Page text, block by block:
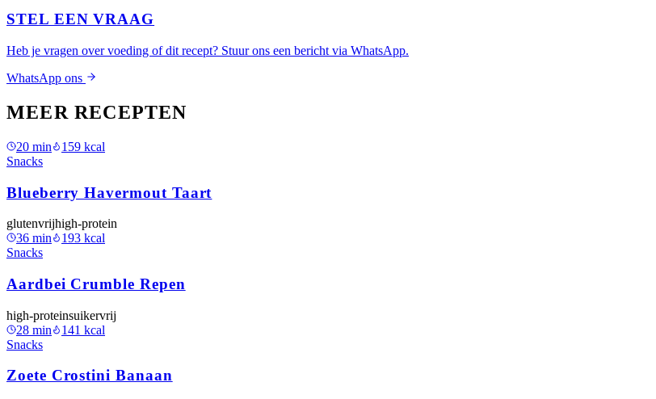
STEL EEN VRAAG
Heb je vragen over voeding of dit recept? Stuur ons een bericht via WhatsApp.
WhatsApp ons
MEER RECEPTEN
20 min 159 kcal
Snacks
Blueberry Havermout Taart
glutenvrijhigh-protein
36 min 193 kcal
Snacks
Aardbei Crumble Repen
high-proteinsuikervrij
28 min 141 kcal
Snacks
Zoete Crostini Banaan